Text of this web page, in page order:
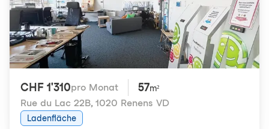
CHF 1'310pro Monat 57m²
Rue du Lac 22B, 1020 Renens VD
Ladenfläche